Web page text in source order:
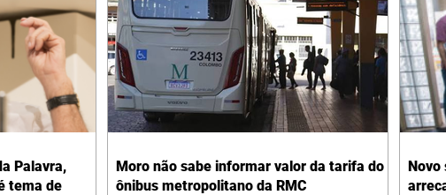
Palavra,
tema de
Moro não sabe informar valor da tarifa do
ônibus metropolitano da RMC
Novo